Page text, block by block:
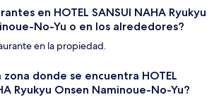
en HOTEL SANSUI NAHA Ryukyu
No-Yu o en los alrededores?
en la propiedad.
zona donde se encuentra HOTEL
Ryukyu Onsen Naminoue-No-Yu?